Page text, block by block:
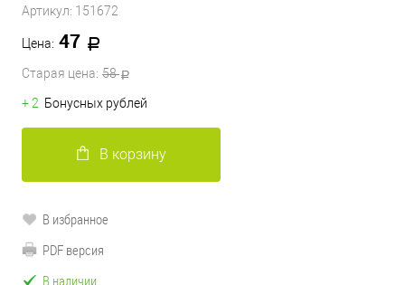
Артикул: 151672
Цена: 47
Старая цена: 58
+ 2 Бонусных рублей
В корзину
В избранное
PDF версия
В наличии